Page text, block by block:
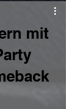
mit